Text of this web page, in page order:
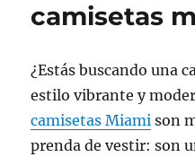
camisetas
¿Estás buscando una
estilo vibrante y
camisetas Miami son
prenda de vestir: son